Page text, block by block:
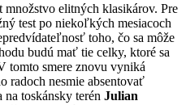
množstvo elitných klasikárov. Pre
test po niekoľkých mesiacoch
toho, čo sa môže
budú mať tie celky, ktoré sa
tomto smere znovu vyniká
radoch nesmie absentovať
toskánsky terén Julian